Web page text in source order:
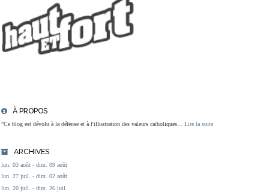
À PROPOS
"Ce blog est dévolu à la défense et à l'illustration des valeurs catholiques... Lire la suite
ARCHIVES
lun. 03 août - dim. 09 août
lun. 27 juil. - dim. 02 août
lun. 20 juil. - dim. 26 juil.